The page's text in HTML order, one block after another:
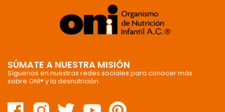
SÚMATE A NUESTRA MISIÓN
Síguenos en nuestras redes sociales para conocer más
sobre ONI® y la desnutrición.